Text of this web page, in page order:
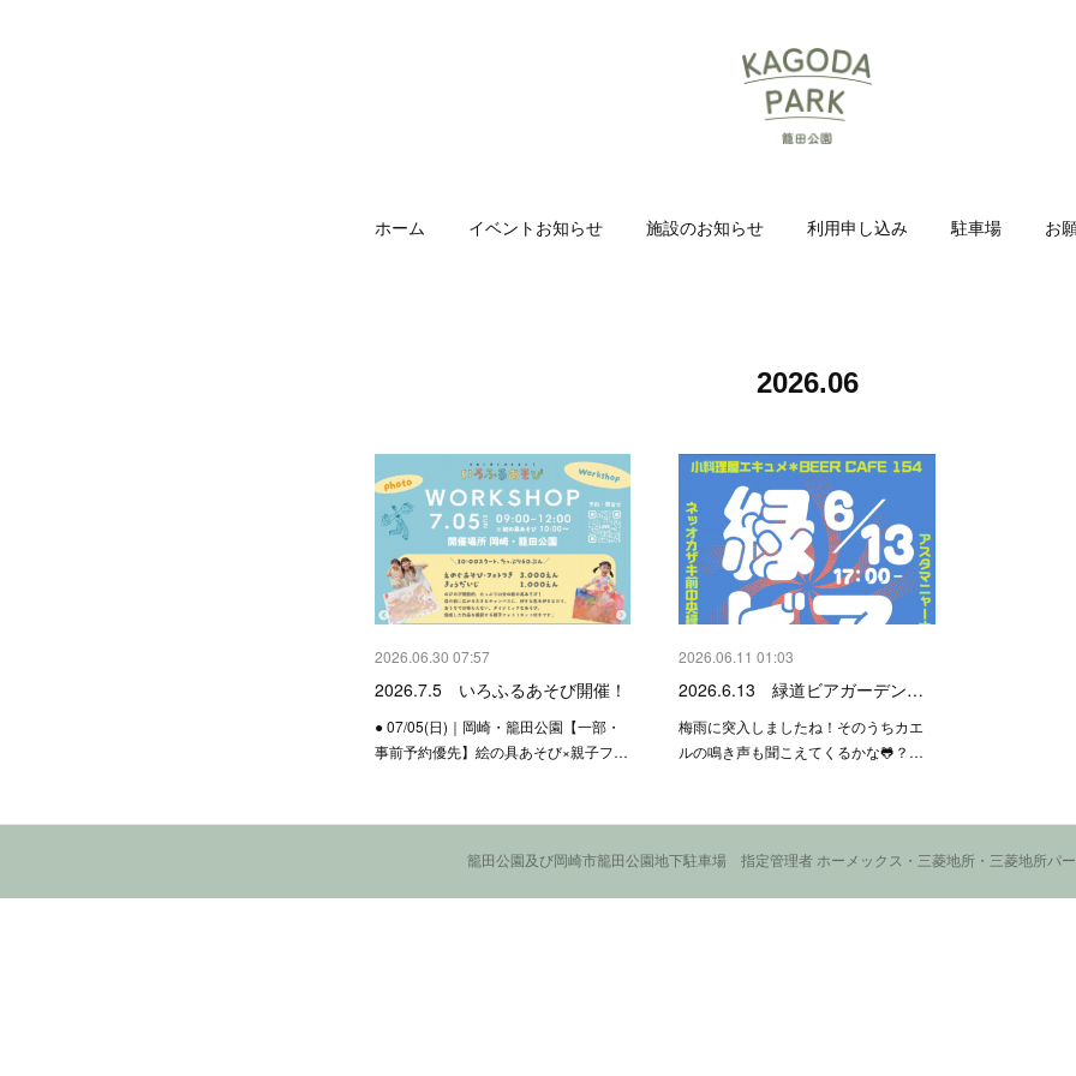
ホーム イベントお知らせ 施設のお知らせ 利用申し込み 駐車場 お
2026.06
2026.06.30 07:57
2026.7.5 いろふるあそび開催！
● 07/05(日)｜岡崎・籠田公園【一部・
事前予約優先】絵の具あそび×親子フ…
2026.06.11 01:03
2026.6.13 緑道ビアガーデン…
梅雨に突入しましたね！そのうちカエ
ルの鳴き声も聞こえてくるかな🐸？…
籠田公園及び岡崎市籠田公園地下駐車場 指定管理者 ホーメックス・三菱地所・三菱地所パ